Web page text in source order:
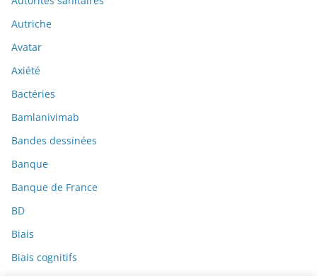
Autriche
Avatar
Axiété
Bactéries
Bamlanivimab
Bandes dessinées
Banque
Banque de France
BD
Biais
Biais cognitifs